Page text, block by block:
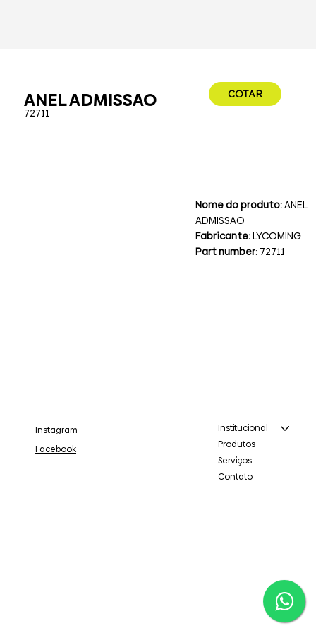
ANEL ADMISSAO
72711
COTAR
Nome do produto:ANEL
ADMISSAO
Fabricante:LYCOMING
Part number: 72711
Institucional
Produtos
Serviços
Contato
Instagram
Facebook